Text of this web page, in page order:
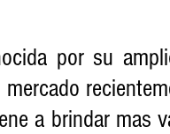
por su
a brindar mas